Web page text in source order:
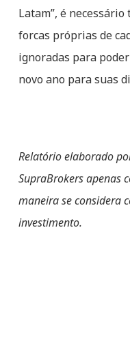
Latam”, é
forcas próprias de
ignoradas para
novo ano para suas
Relatório elaborado
SupraBrokers apenas
maneira se considera
investimento.